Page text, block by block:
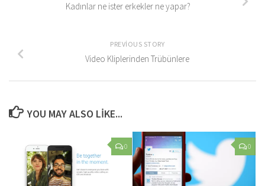
Kadınlar ne ister erkekler ne yapar?
PREVIOUS STORY
Video Kliplerinden Trübünlere
YOU MAY ALSO LIKE...
0 0